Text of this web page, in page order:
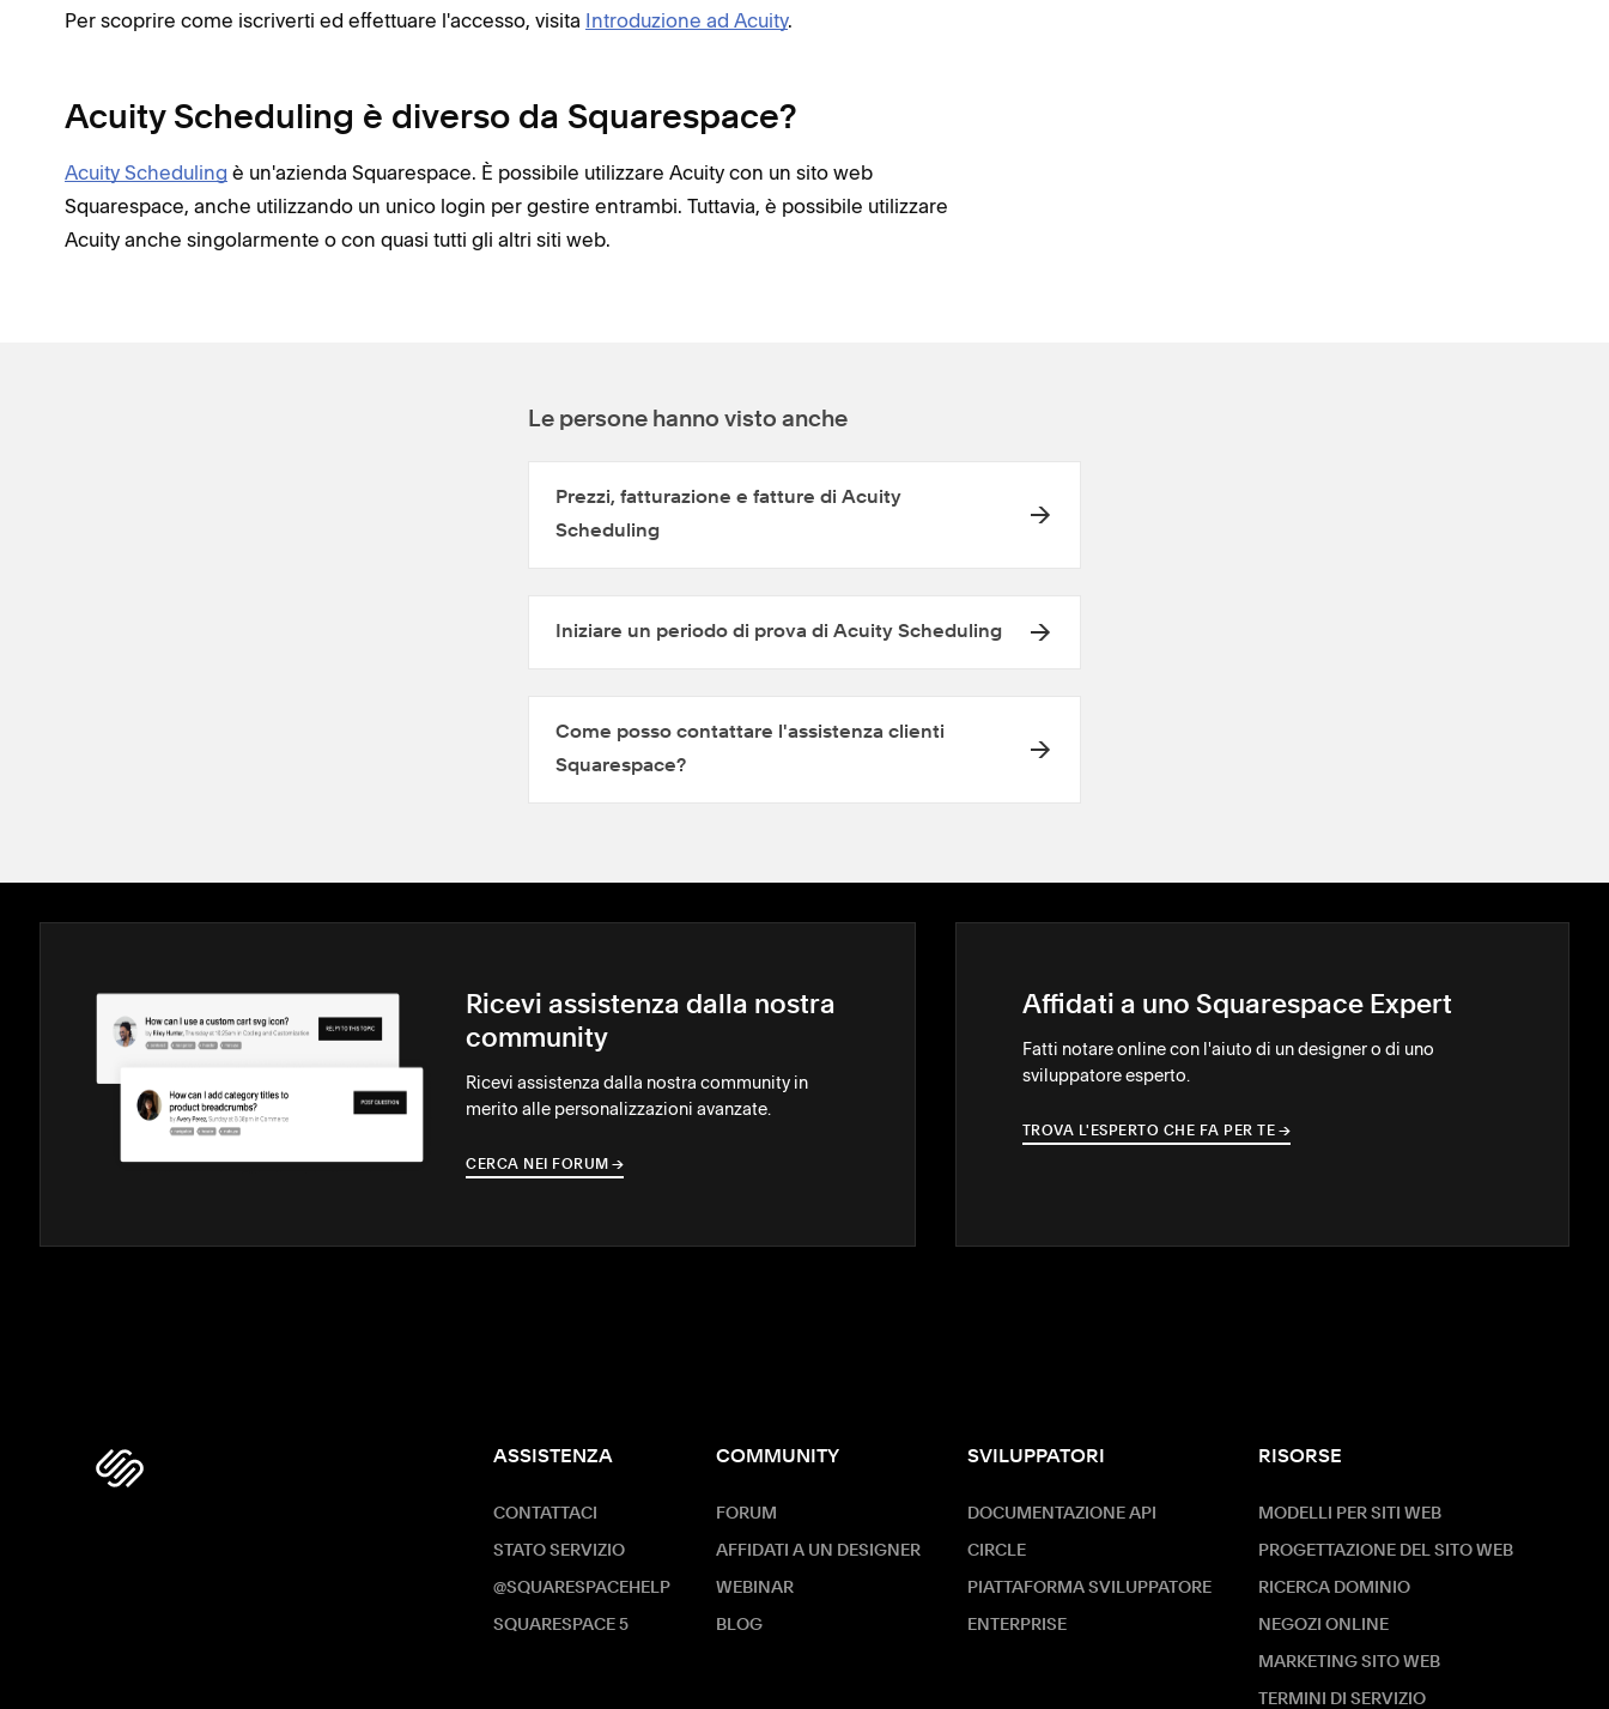
Per scoprire come iscriverti ed effettuare l'accesso, visita Introduzione ad Acuity.
Acuity Scheduling è diverso da Squarespace?
Acuity Scheduling è un'azienda Squarespace. È possibile utilizzare Acuity con un sito web
Squarespace, anche utilizzando un unico login per gestire entrambi. Tuttavia, è possibile utilizzare
Acuity anche singolarmente o con quasi tutti gli altri siti web.
Le persone hanno visto anche
Prezzi, fatturazione e fatture di Acuity
Scheduling
Iniziare un periodo di prova di Acuity Scheduling
Come posso contattare l'assistenza clienti
Squarespace?
Ricevi assistenza dalla nostra
community
Ricevi assistenza dalla nostra community in
merito alle personalizzazioni avanzate.
CERCA NEI FORUM →
→
Affidati a uno Squarespace Expert
Fatti notare online con l'aiuto di un designer o di uno
sviluppatore esperto.
TROVA L'ESPERTO CHE FA PER TE →
→
ASSISTENZA
CONTATTACI
STATO SERVIZIO
@SQUARESPACEHELP
SQUARESPACE 5
COMMUNITY
FORUM
AFFIDATI A UN DESIGNER
WEBINAR
BLOG
SVILUPPATORI
DOCUMENTAZIONE API
CIRCLE
PIATTAFORMA SVILUPPATORE
ENTERPRISE
RISORSE
MODELLI PER SITI WEB
PROGETTAZIONE DEL SITO WEB
RICERCA DOMINIO
NEGOZI ONLINE
MARKETING SITO WEB
TERMINI DI SERVIZIO